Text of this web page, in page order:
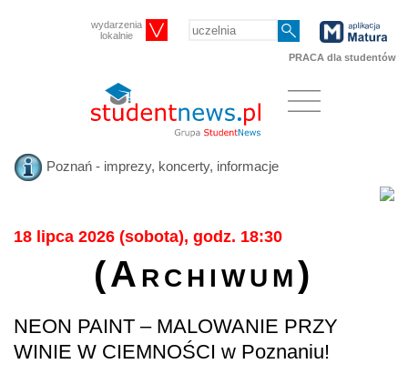
wydarzenia
lokalnie
PRACA dla studentów
Poznań - imprezy, koncerty, informacje
18 lipca 2026 (sobota), godz. 18:30
(Archiwum)
NEON PAINT – MALOWANIE PRZY
WINIE W CIEMNOŚCI w Poznaniu!